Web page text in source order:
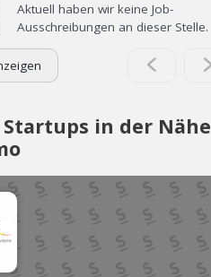
Aktuell haben wir keine Job-
Ausschreibungen an dieser Stelle.
in der Nähe